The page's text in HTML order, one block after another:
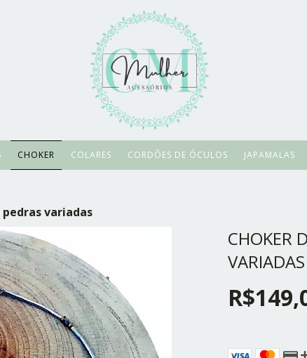
CHOKER COLARES CORDÕES DE ÓCULOS JAPAMALAS
variadas
CHOKER
VARIADAS